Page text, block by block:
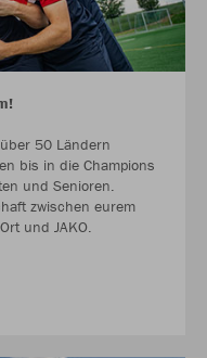
50 Ländern
bis in die Champions
und Senioren.
zwischen eurem
und JAKO.